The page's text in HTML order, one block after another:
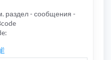
раздел - сообщения -